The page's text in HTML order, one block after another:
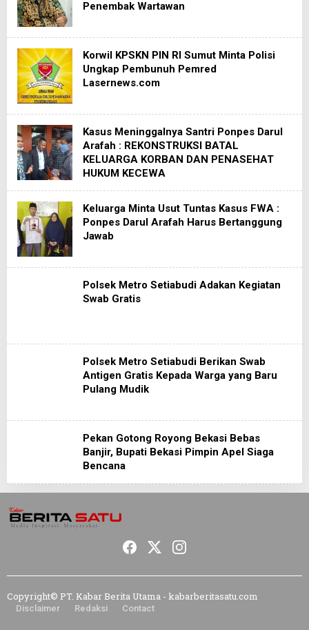
Penembak Wartawan
Korwil KPSKN PIN RI Sumut Minta Polisi
Ungkap Pembunuh Pemred
Lasernews.com
Kasus Meninggalnya Santri Ponpes Darul
Arafah : REKONSTRUKSI BATAL
KELUARGA KORBAN DAN PENASEHAT
HUKUM KECEWA
Keluarga Minta Usut Tuntas Kasus FWA :
Ponpes Darul Arafah Harus Bertanggung
Jawab
Polsek Metro Setiabudi Adakan Kegiatan
Swab Gratis
Polsek Metro Setiabudi Berikan Swab
Antigen Gratis Kepada Warga yang Baru
Pulang Mudik
Pekan Gotong Royong Bekasi Bebas
Banjir, Bupati Bekasi Pimpin Apel Siaga
Bencana
Copyright© PT. Kabar Berita Utama - kabarberitasatu.com
Disclaimer Redaksi Contact